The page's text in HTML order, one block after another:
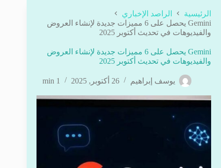
الرئيسية
الراصد الإخباري
Gemini يحصل على 6 مميزات جديدة لإنشاء العروض
والفيديوهات في تحديث أكتوبر 2025
Gemini يحصل على 6 مميزات جديدة لإنشاء العروض
والفيديوهات في تحديث أكتوبر 2025
يوسف إبراهيم 26 أكتوبر, 2025 1 min